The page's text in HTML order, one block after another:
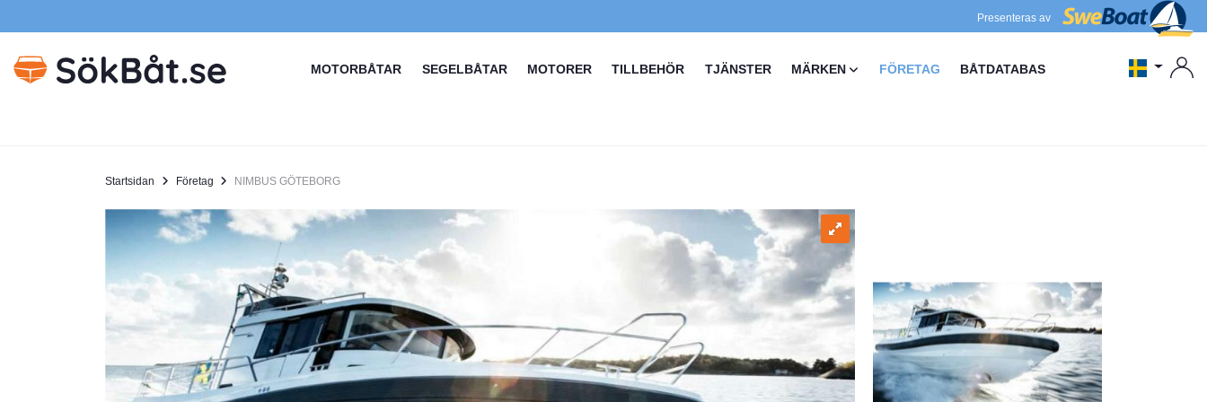
Presenteras av
MOTORBÅTAR SEGELBÅTAR MOTORER TILLBEHÖR TJÄNSTER MÄRKEN FÖRETAG BÅTDATABAS
Startsidan Företag NIMBUS GÖTEBORG